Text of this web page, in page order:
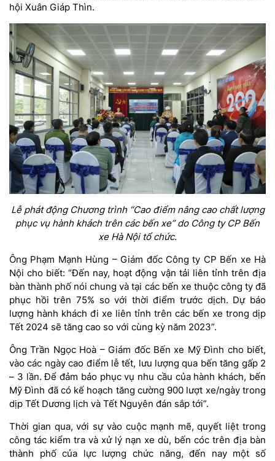
hội Xuân Giáp Thìn.
Lễ phát động Chương trình “Cao điểm nâng cao chất lượng
phục vụ hành khách trên các bến xe” do Công ty CP Bến
xe Hà Nội tổ chức.
Ông Phạm Mạnh Hùng – Giám đốc Công ty CP Bến xe Hà
Nội cho biết: “Đến nay, hoạt động vận tải liên tỉnh trên địa
bàn thành phố nói chung và tại các bến xe thuộc công ty đã
phục hồi trên 75% so với thời điểm trước dịch. Dự báo
lượng hành khách đi xe liên tỉnh trên các bến xe trong dịp
Tết 2024 sẽ tăng cao so với cùng kỳ năm 2023”.
Ông Trần Ngọc Hoà – Giám đốc Bến xe Mỹ Đình cho biết,
vào các ngày cao điểm lễ tết, lưu lượng qua bến tăng gấp 2
– 3 lần. Để đảm bảo phục vụ nhu cầu của hành khách, bến
Mỹ Đình đã có kế hoạch tăng cường 900 lượt xe/ngày trong
dịp Tết Dương lịch và Tết Nguyên đán sắp tới”.
Thời gian qua, với sự vào cuộc mạnh mẽ, quyết liệt trong
công tác kiểm tra và xử lý nạn xe dù, bến cóc trên địa bàn
thành phố của lực lượng chức năng, đến nay một số